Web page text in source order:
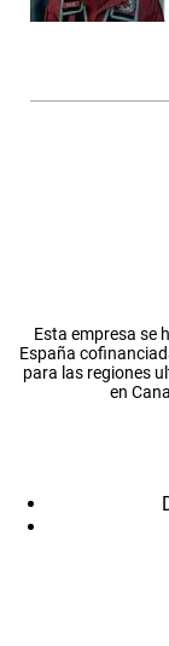
Esta empresa se
España
para las regiones
en